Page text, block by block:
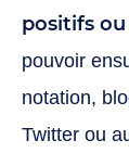
positifs
pouvoir
notation,
Twitter ou